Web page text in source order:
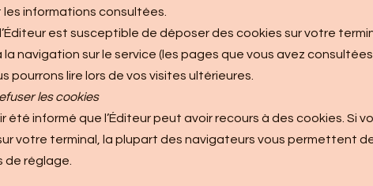
informations consultées.
est susceptible de déposer des cookies sur votre
navigation sur le service (les pages que vous avez
pourrons lire lors de vos visites ultérieures.
les cookies
été informé que l’Éditeur peut avoir recours à des cookies. Si
votre terminal, la plupart des navigateurs vous permettent
de réglage.